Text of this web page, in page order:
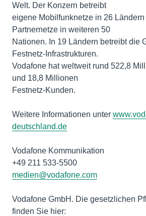
Welt. Der Konzern betreibt
eigene Mobilfunknetze in 26
Partnernetze in weiteren 50
Nationen. In 19 Ländern betreibt die
Festnetz-Infrastrukturen.
Vodafone hat weltweit rund 522,8
und 18,8 Millionen
Festnetz-Kunden.
Weitere Informationen unter
deutschland.de
Vodafone Kommunikation
medien@vodafone.com
Vodafone GmbH. Die gesetzlichen
finden Sie hier: